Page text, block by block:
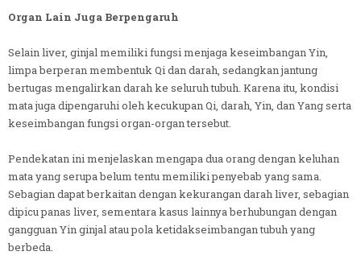
Organ Lain Juga Berpengaruh
Selain liver, ginjal memiliki fungsi menjaga keseimbangan Yin,
limpa berperan membentuk Qi dan darah, sedangkan jantung
bertugas mengalirkan darah ke seluruh tubuh. Karena itu, kondisi
mata juga dipengaruhi oleh kecukupan Qi, darah, Yin, dan Yang serta
keseimbangan fungsi organ-organ tersebut.
Pendekatan ini menjelaskan mengapa dua orang dengan keluhan
mata yang serupa belum tentu memiliki penyebab yang sama.
Sebagian dapat berkaitan dengan kekurangan darah liver, sebagian
dipicu panas liver, sementara kasus lainnya berhubungan dengan
gangguan Yin ginjal atau pola ketidakseimbangan tubuh yang
berbeda.